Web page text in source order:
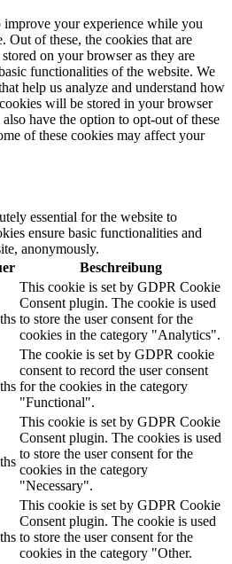
improve your experience while you
Out of these, the cookies that are
on your browser as they are
functionalities of the website. We
help us analyze and understand how
will be stored in your browser
have the option to opt-out of these
of these cookies may affect your
essential for the website to
ensure basic functionalities and
anonymously.
Beschreibung
This cookie is set by GDPR Cookie
Consent plugin. The cookie is used
to store the user consent for the
cookies in the category "Analytics".
The cookie is set by GDPR cookie
consent to record the user consent
for the cookies in the category
"Functional".
This cookie is set by GDPR Cookie
Consent plugin. The cookies is used
to store the user consent for the
cookies in the category
"Necessary".
This cookie is set by GDPR Cookie
Consent plugin. The cookie is used
to store the user consent for the
cookies in the category "Other.